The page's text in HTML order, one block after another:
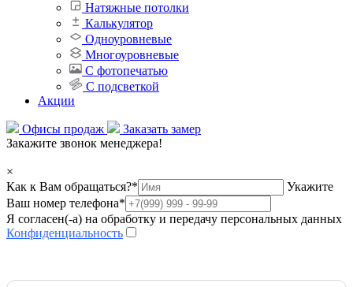
Натяжные потолки
Калькулятор
Одноуровневые
Многоуровневые
С фотопечатью
С подсветкой
Акции
Офисы продаж
Заказать замер
Закажите звонок менеджера!
×
Как к Вам обращаться?*
Укажите
Ваш номер телефона*
Я согласен(-а) на обработку и передачу персональных данных
Конфиденциальность